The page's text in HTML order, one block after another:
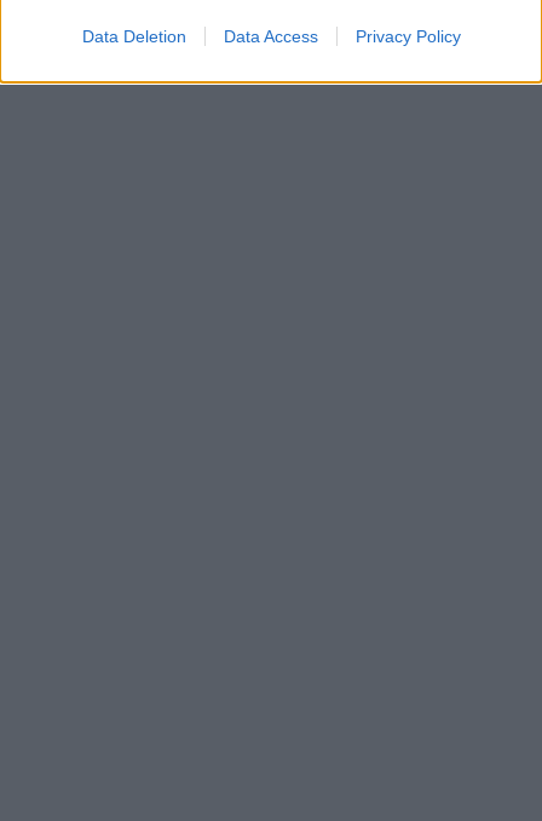
Data Deletion Data Access Privacy Policy